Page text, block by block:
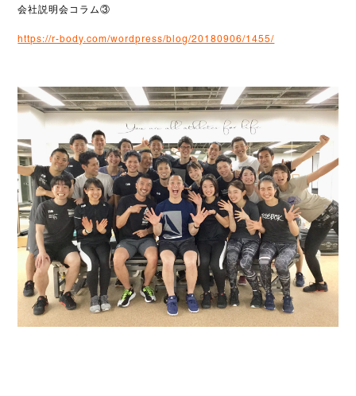
会社説明会コラム③
https://r-body.com/wordpress/blog/20180906/1455/